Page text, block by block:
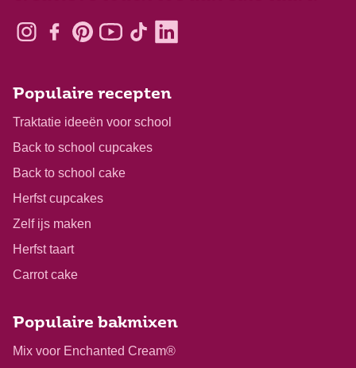
Populaire recepten
Traktatie ideeën voor school
Back to school cupcakes
Back to school cake
Herfst cupcakes
Zelf ijs maken
Herfst taart
Carrot cake
Populaire bakmixen
Mix voor Enchanted Cream®